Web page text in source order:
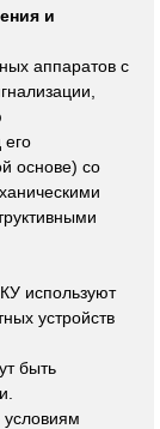
и
аппаратов с
основе) со
используют
устройств
быть